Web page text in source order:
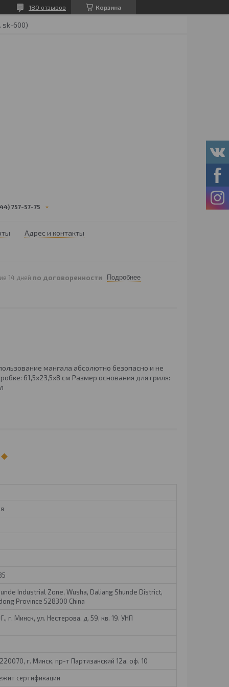
Корзина
180 отзывов
sk-600)
757-57-75
Адрес и контакты
14 дней по договоренности Подробнее
мангала абсолютно безопасно и не
61,5х23,5х8 см Размер основания для гриля:
Industrial Zone, Wusha, Daliang Shunde District,
Province 528300 China
г. Минск, ул. Нестерова, д. 59, кв. 19. УНП
г. Минск, пр-т Партизанский 12а, оф. 10
сертификации